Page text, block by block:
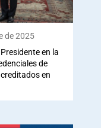
de 2025
en la
de
en